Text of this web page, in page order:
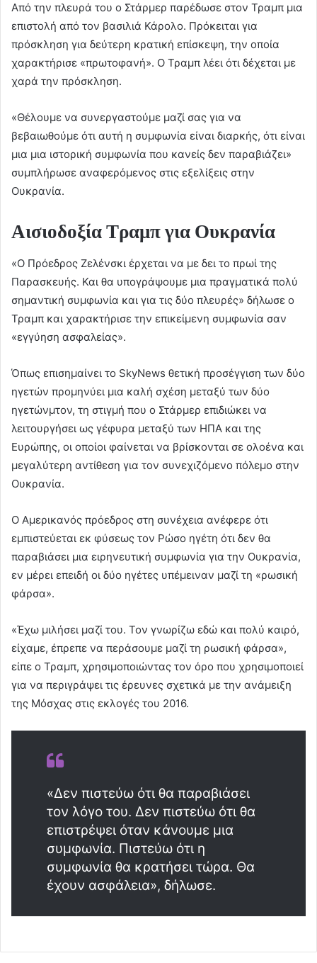
Από την πλευρά του ο Στάρμερ παρέδωσε στον Τραμπ μια
επιστολή από τον βασιλιά Κάρολο. Πρόκειται για
πρόσκληση για δεύτερη κρατική επίσκεψη, την οποία
χαρακτήρισε «πρωτοφανή». Ο Τραμπ λέει ότι δέχεται με
χαρά την πρόσκληση.
«Θέλουμε να συνεργαστούμε μαζί σας για να
βεβαιωθούμε ότι αυτή η συμφωνία είναι διαρκής, ότι είναι
μια μια ιστορική συμφωνία που κανείς δεν παραβιάζει»
συμπλήρωσε αναφερόμενος στις εξελίξεις στην
Ουκρανία.
Αισιοδοξία Τραμπ για Ουκρανία
«Ο Πρόεδρος Ζελένσκι έρχεται να με δει το πρωί της
Παρασκευής. Και θα υπογράψουμε μια πραγματικά πολύ
σημαντική συμφωνία και για τις δύο πλευρές» δήλωσε ο
Τραμπ και χαρακτήρισε την επικείμενη συμφωνία σαν
«εγγύηση ασφαλείας».
Όπως επισημαίνει το SkyNews θετική προσέγγιση των δύο
ηγετών προμηνύει μια καλή σχέση μεταξύ των δύο
ηγετώνμτον, τη στιγμή που ο Στάρμερ επιδιώκει να
λειτουργήσει ως γέφυρα μεταξύ των ΗΠΑ και της
Ευρώπης, οι οποίοι φαίνεται να βρίσκονται σε ολοένα και
μεγαλύτερη αντίθεση για τον συνεχιζόμενο πόλεμο στην
Ουκρανία.
Ο Αμερικανός πρόεδρος στη συνέχεια ανέφερε ότι
εμπιστεύεται εκ φύσεως τον Ρώσο ηγέτη ότι δεν θα
παραβιάσει μια ειρηνευτική συμφωνία για την Ουκρανία,
εν μέρει επειδή οι δύο ηγέτες υπέμειναν μαζί τη «ρωσική
φάρσα».
«Έχω μιλήσει μαζί του. Τον γνωρίζω εδώ και πολύ καιρό,
είχαμε, έπρεπε να περάσουμε μαζί τη ρωσική φάρσα»,
είπε ο Τραμπ, χρησιμοποιώντας τον όρο που χρησιμοποιεί
για να περιγράψει τις έρευνες σχετικά με την ανάμειξη
της Μόσχας στις εκλογές του 2016.
«Δεν πιστεύω ότι θα παραβιάσει
τον λόγο του. Δεν πιστεύω ότι θα
επιστρέψει όταν κάνουμε μια
συμφωνία. Πιστεύω ότι η
συμφωνία θα κρατήσει τώρα. Θα
έχουν ασφάλεια», δήλωσε.